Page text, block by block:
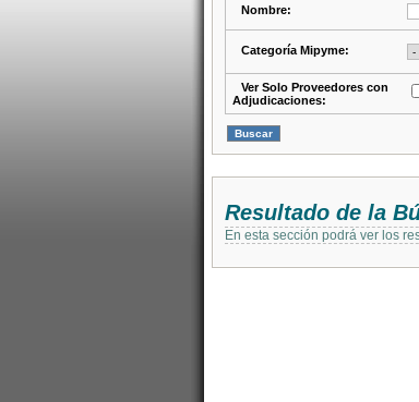
Nombre:
Categoría Mipyme:
Ver Solo Proveedores con
Adjudicaciones:
Resultado de la
En esta sección podrá ver los